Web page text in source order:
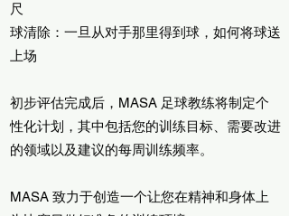
尺
球清除：一旦从对手那里得到球，如何将球送
上场
初步评估完成后，MASA 足球教练将制定个
性化计划，其中包括您的训练目标、需要改进
的领域以及建议的每周训练频率。
MASA 致力于创造一个让您在精神和身体上